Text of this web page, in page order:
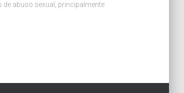
de abuso sexual, principalmente